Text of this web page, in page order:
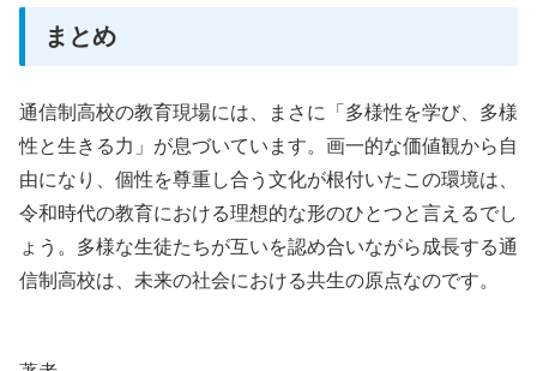
まとめ
通信制高校の教育現場には、まさに「多様性を学び、多様
性と生きる力」が息づいています。画一的な価値観から自
由になり、個性を尊重し合う文化が根付いたこの環境は、
令和時代の教育における理想的な形のひとつと言えるでし
ょう。多様な生徒たちが互いを認め合いながら成長する通
信制高校は、未来の社会における共生の原点なのです。